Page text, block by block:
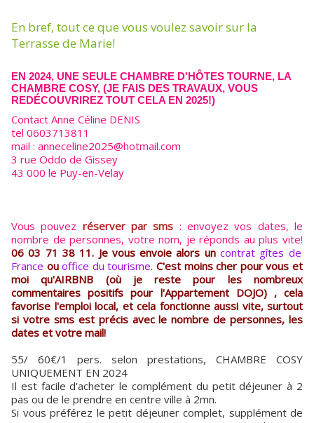
En bref, tout ce que vous voulez savoir sur la
Terrasse de Marie!
EN 2024, UNE SEULE CHAMBRE D'HÔTES TOURNE, LA
CHAMBRE COSY, (JE FAIS DES TRAVAUX, VOUS
REDÉCOUVRIREZ TOUT CELA EN 2025!)
Contact Anne Céline DENIS
tel 0603713811
mail : anneceline2025@hotmail.com
3 rue Oddo de Gissey
43 000 le Puy-en-Velay
Vous pouvez réserver par sms : envoyez vos dates, le
nombre de personnes, votre nom, je réponds au plus vite!
06 03 71 38 11. Je vous envoie alors uncontrat gîtes de
France ouoffice du tourisme. C'est moins cher pour vous et
moi qu'AIRBNB (où je reste pour les nombreux
commentaires positifs pour l'Appartement DOJO) , cela
favorise l'emploi local, et cela fonctionne aussi vite, surtout
si votre sms est précis avec le nombre de personnes, les
dates et votre mail!
55/ 60€/1 pers. selon prestations, CHAMBRE COSY
UNIQUEMENT EN 2024
Il est facile d'acheter le complément du petit déjeuner à 2
pas ou de le prendre en centre ville à 2mn.
Si vous préférez le petit déjeuner complet, supplément de